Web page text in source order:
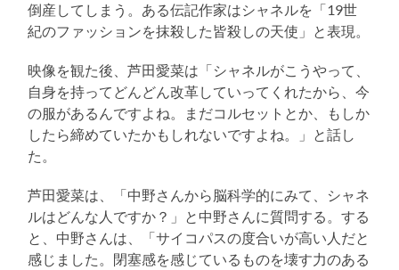
倒産してしまう。ある伝記作家はシャネルを「19世
紀のファッションを抹殺した皆殺しの天使」と表現。
映像を観た後、芦田愛菜は「シャネルがこうやって、
自身を持ってどんどん改革していってくれたから、今
の服があるんですよね。まだコルセットとか、もしか
したら締めていたかもしれないですよね。」と話し
た。
芦田愛菜は、「中野さんから脳科学的にみて、シャネ
ルはどんな人ですか？」と中野さんに質問する。する
と、中野さんは、「サイコパスの度合いが高い人だと
感じました。閉塞感を感じているものを壊す力のある